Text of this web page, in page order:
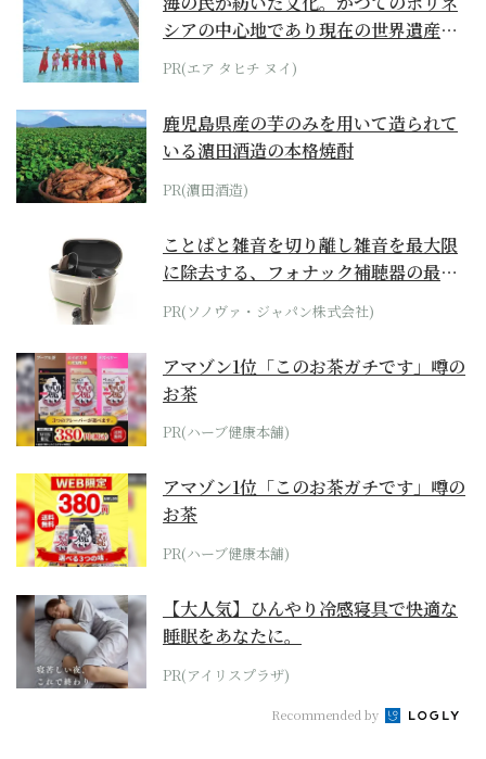
シアの中心地であり現在の世界遺産か
らみえてくる...
PR(エア タヒチ ヌイ)
鹿児島県産の芋のみを用いて造られて
いる濵田酒造の本格焼酎
PR(濵田酒造)
ことばと雑音を切り離し雑音を最大限
に除去する、フォナック補聴器の最上
位モデル
PR(ソノヴァ・ジャパン株式会社)
アマゾン1位「このお茶ガチです」噂の
お茶
PR(ハーブ健康本舗)
アマゾン1位「このお茶ガチです」噂の
お茶
PR(ハーブ健康本舗)
【大人気】ひんやり冷感寝具で快適な
睡眠をあなたに。
PR(アイリスプラザ)
Recommended by